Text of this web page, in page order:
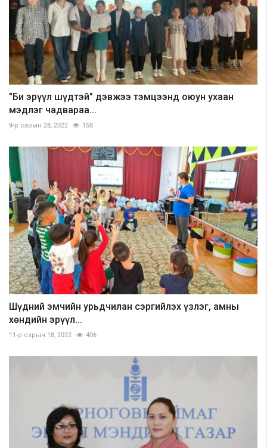
"Би эрүүл шүдтэй" дэвжээ тэмцээнд оюун ухаан
мэдлэг чадвараа...
9-р сарын 28, 2022 158
Шүдний эмчийн урьдчилан сэргийлэх үзлэг, амны
хөндийн эрүүл...
11-р сарын 18, 2022 406